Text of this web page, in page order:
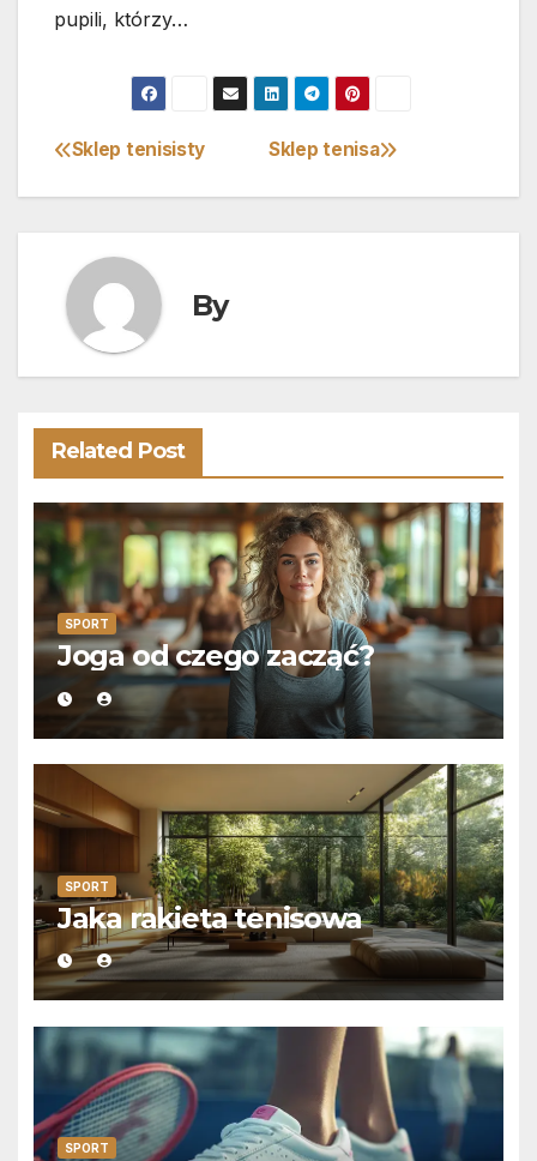
pupili, którzy…
Nawigacja
wpisu
Sklep tenisa
Sklep tenisisty
By
Related Post
SPORT
Joga od czego zacząć?
SPORT
Jaka rakieta tenisowa
SPORT